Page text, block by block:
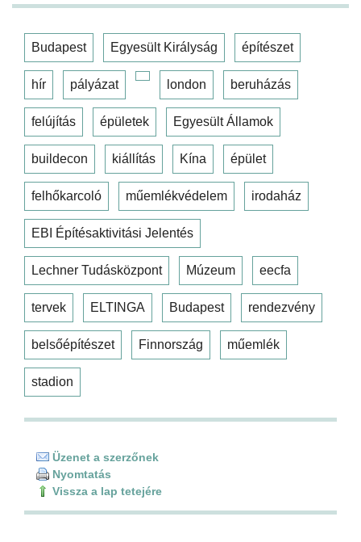
Budapest Egyesült Királyság építészet
hír pályázat london beruházás
felújítás épületek Egyesült Államok
buildecon kiállítás Kína épület
felhőkarcoló műemlékvédelem irodaház
EBI Építésaktivitási Jelentés
Lechner Tudásközpont Múzeum eecfa
tervek ELTINGA Budapest rendezvény
belsőépítészet Finnország műemlék
stadion
Üzenet a szerzőnek
Nyomtatás
Vissza a lap tetejére